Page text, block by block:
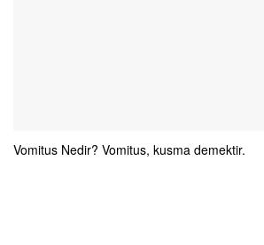
Vomitus Nedir? Vomitus, kusma demektir.